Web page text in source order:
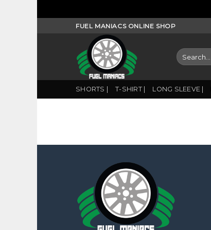
FUEL MANIACS ONLINE SHOP
Search
for:
SHORTS | T-SHIRT | LONG SLEEVE |